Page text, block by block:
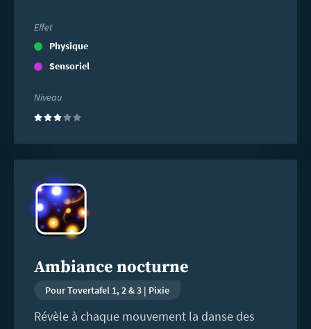
Effet
Physique
Sensoriel
Niveau
(3)
Ambiance nocturne
Pour Tovertafel 1, 2 & 3 | Pixie
Révèle à chaque mouvement la danse des
savoir
plus